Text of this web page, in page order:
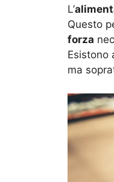
L’
Questo
forza
Esistono
ma